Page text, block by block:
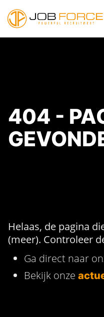
404 -
Helaas, de pagina
(meer). Controleer
Ga direct naar
Bekijk onze